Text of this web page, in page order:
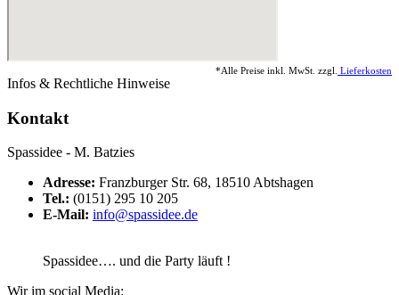
*Alle Preise inkl. MwSt. zzgl. Lieferkosten
Infos & Rechtliche Hinweise
Kontakt
Spassidee - M. Batzies
Adresse: Franzburger Str. 68, 18510 Abtshagen
Tel.: (0151) 295 10 205
E-Mail: info@spassidee.de
Spassidee…. und die Party läuft !
Wir im social Media: